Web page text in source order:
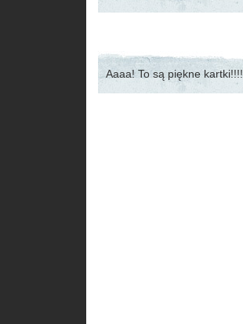
Aaaa! To są piękne kartki!!!!